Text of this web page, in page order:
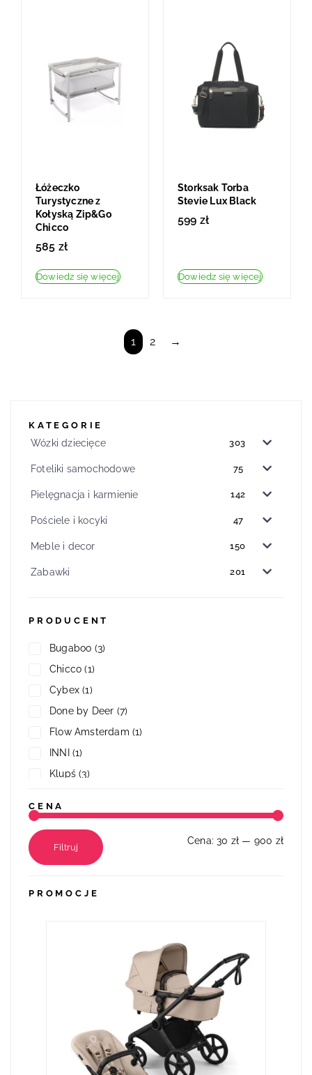
KATEGORIE
Wózki dziecięce 303
Foteliki samochodowe 75
Pielęgnacja i karmienie 142
Pościele i kocyki 47
Meble i decor 150
Zabawki 201
PRODUCENT
Bugaboo (3)
Chicco (1)
Cybex (1)
Done by Deer (7)
Flow Amsterdam (1)
INNI (1)
Klupś (3)
Tikiri (1)
CENA
Filtruj
Cena:30 zł — 900 zł
PROMOCJE
Łóżeczko
Turystyczne z
Kołyską Zip&Go
Chicco
585 zł
Dowiedz się więcej
Storksak Torba
Stevie Lux Black
599 zł
Dowiedz się więcej
1 2 →